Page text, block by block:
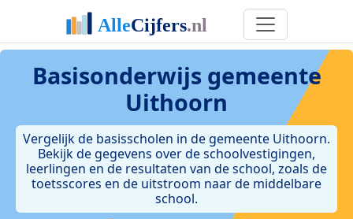
Basisonderwijs gemeente
Uithoorn
Vergelijk de basisscholen in de gemeente Uithoorn.
Bekijk de gegevens over de schoolvestigingen,
leerlingen en de resultaten van de school, zoals de
toetsscores en de uitstroom naar de middelbare
school.